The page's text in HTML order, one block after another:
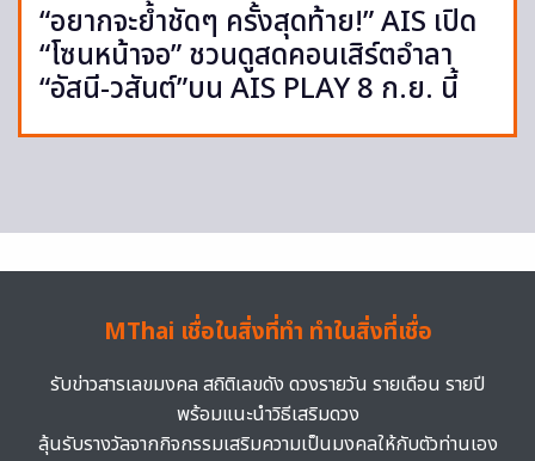
“อยากจะย้ำชัดๆ ครั้งสุดท้าย!” AIS เปิด
“โซนหน้าจอ” ชวนดูสดคอนเสิร์ตอำลา
“อัสนี-วสันต์”บน AIS PLAY 8 ก.ย. นี้
MThai เชื่อในสิ่งที่ทำ ทำในสิ่งที่เชื่อ
รับข่าวสารเลขมงคล สถิติเลขดัง ดวงรายวัน รายเดือน รายปี
พร้อมแนะนำวิธีเสริมดวง
ลุ้นรับรางวัลจากกิจกรรมเสริมความเป็นมงคลให้กับตัวท่านเอง